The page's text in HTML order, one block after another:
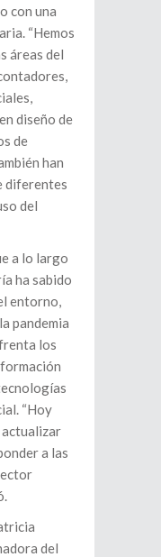
con una
“Hemos
áreas del
diseño de
de
han
diferentes
del
a lo largo
ha sabido
entorno,
pandemia
los
“Hoy
a las
del